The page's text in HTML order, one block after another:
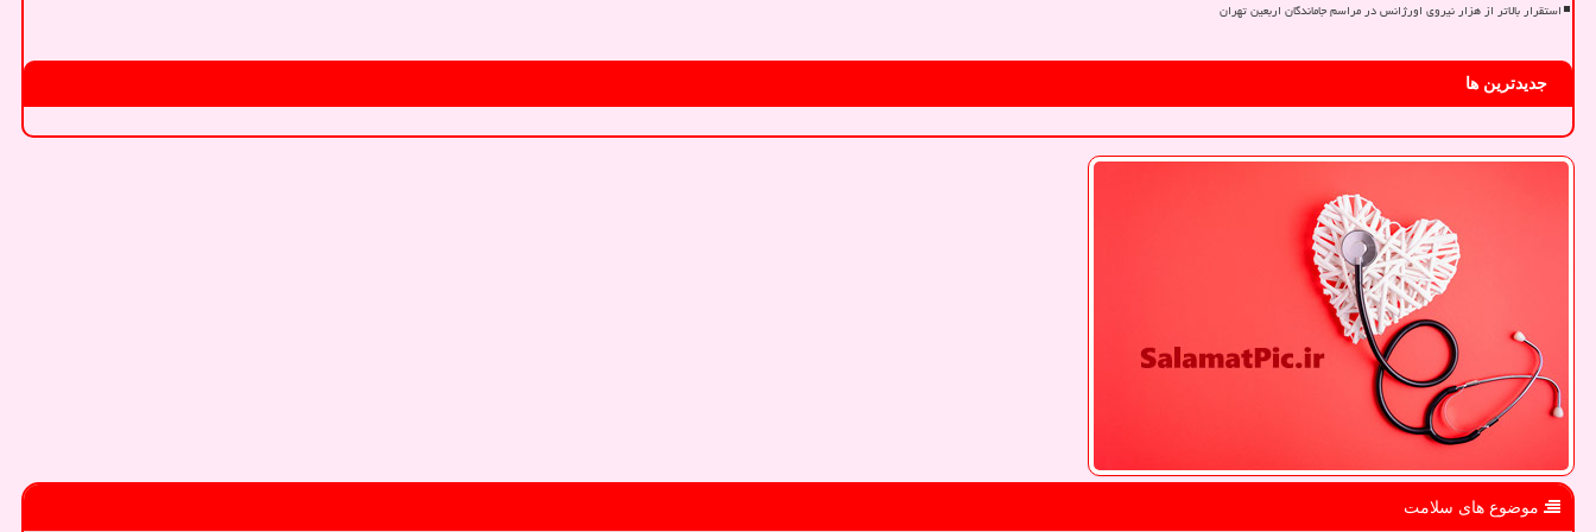
استقرار بالاتر از هزار نیروی اورژانس در مراسم جاماندگان اربعین تهران
جدیدترین ها
موضوع های سلامت